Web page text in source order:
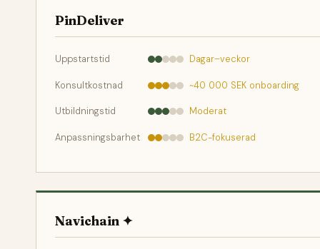
PinDeliver
Uppstartstid Dagar–veckor
Konsultkostnad ~40 000 SEK onboarding
Utbildningstid Moderat
Anpassningsbarhet B2C-fokuserad
Navichain ✦